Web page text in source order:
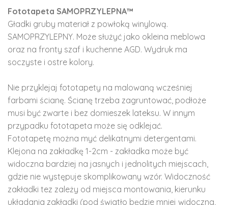
Fototapeta SAMOPRZYLEPNA™
Gładki gruby materiał z powłoką winylową.
SAMOPRZYLEPNY. Może służyć jako okleina meblowa
oraz na fronty szaf i kuchenne AGD. Wydruk ma
soczyste i ostre kolory.
Nie przyklejaj fototapety na malowaną wcześniej
farbami ścianę. Ścianę trzeba zagruntować, podłoże
musi być zwarte i bez domieszek lateksu. W innym
przypadku fototapeta może się odklejać.
Fototapetę można myć delikatnymi detergentami.
Klejona na zakładkę 1-2cm - zakładka może być
widoczna bardziej na jasnych i jednolitych miejscach,
gdzie nie występuje skomplikowany wzór. Widoczność
zakładki tez zależy od miejsca montowania, kierunku
układania zakładki (pod światło będzie mniej widoczna,